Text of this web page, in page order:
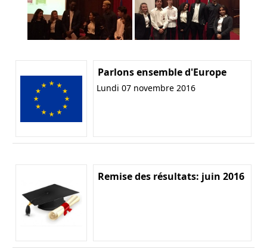
Parlons ensemble d'Europe
Lundi 07 novembre 2016
Remise des résultats: juin 2016